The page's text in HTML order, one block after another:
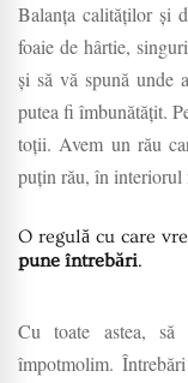
Balanța calităților și
foaie de hârtie,
și să vă spună unde
putea fi îmbunătățit.
toții. Avem un rău
puțin rău, în interiorul
O regulă cu care
pune întrebări.
Cu toate astea,
împotmolim.